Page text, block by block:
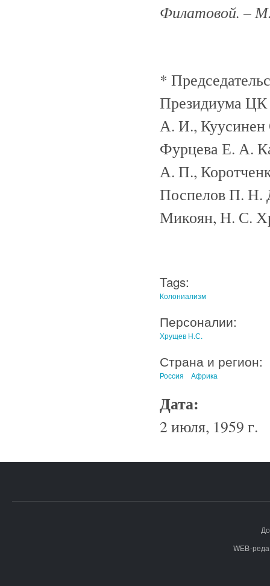
Филатовой. –
*
Президиума
А. И.,
Фурцева Е. А.
А. П.,
Поспелов П. Н.
Микоян, Н. С.
Tags:
Колониализм
Персоналии:
Хрущев Н.С.
Страна и регион:
Россия Африка
Дата:
2 июля, 1959 г.
WEB-